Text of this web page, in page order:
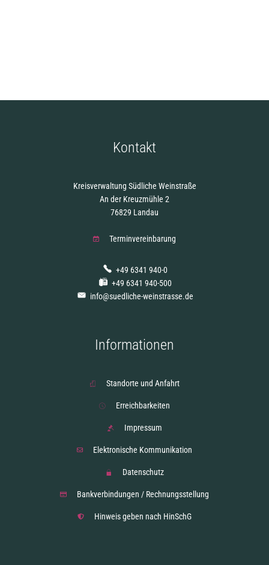
Kontakt
Kreisverwaltung Südliche Weinstraße
An der Kreuzmühle 2
76829 Landau
Terminvereinbarung
+49 6341 940-0
+49 6341 940-500
info@suedliche-weinstrasse.de
Informationen
Standorte und Anfahrt
Erreichbarkeiten
Impressum
Elektronische Kommunikation
Datenschutz
Bankverbindungen / Rechnungsstellung
Hinweis geben nach HinSchG